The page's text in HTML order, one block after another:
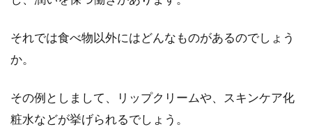
ウエストのサイズは必要？
もいらっしゃいま...
それでは食べ物以外にはどんなものがあるのでしょう
か。
その例としまして、リップクリームや、スキンケア化
粧水などが挙げられるでしょう。